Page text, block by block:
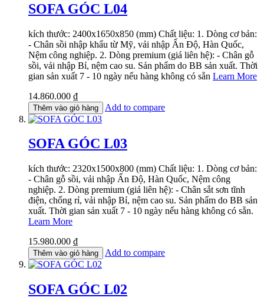
SOFA GÓC L04
kích thước: 2400x1650x850 (mm) Chất liệu: 1. Dòng cơ bản:
- Chân sồi nhập khẩu từ Mỹ, vải nhập Ấn Độ, Hàn Quốc,
Nệm công nghiệp. 2. Dòng premium (giá liên hệ): - Chân gỗ
sồi, vải nhập Bỉ, nệm cao su. Sản phẩm do BB sản xuất. Thời
gian sản xuất 7 - 10 ngày nếu hàng không có sẵn Learn More
14.860.000 ₫
Thêm vào giỏ hàng Add to compare
SOFA GÓC L03
kích thước: 2320x1500x800 (mm) Chất liệu: 1. Dòng cơ bản:
- Chân gỗ sồi, vải nhập Ấn Độ, Hàn Quốc, Nệm công
nghiệp. 2. Dòng premium (giá liên hệ): - Chân sắt sơn tĩnh
điện, chống rỉ, vải nhập Bỉ, nệm cao su. Sản phẩm do BB sản
xuất. Thời gian sản xuất 7 - 10 ngày nếu hàng không có sẵn.
Learn More
15.980.000 ₫
Thêm vào giỏ hàng Add to compare
SOFA GÓC L02